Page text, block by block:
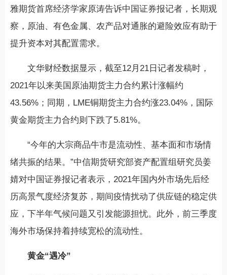
雅期货首席经济学家原涛告诉中国证券报记者，长期观
察，原油、有色金属、农产品对通胀的避险效应有助于
提升资本对其配置需求。
文华财经数据显示，截至12月21日记者发稿时，
2021年以来美国原油期货主力合约累计涨幅约
43.56%；同期，LME铜期货主力合约涨23.04%，国际
黄金期货主力合约则下跌了5.81%。
“今年的大宗商品牛市是流动性、基本面和市场情
绪共振的结果。”中信期货研究部资产配置组研究员姜
婧对中国证券报记者表示，2021年国内外市场先后经
历高景气度经济复苏，期间疫情扰动了供应链的稳定供
应，下半年气候问题又引发能源担忧。此外，前三季度
海外市场保持着持续宽松的流动性。
黄金“遇冷”